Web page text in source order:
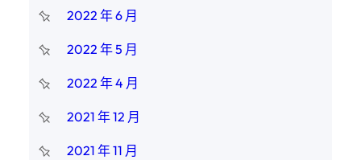
2022 年 6 月
2022 年 5 月
2022 年 4 月
2021 年 12 月
2021 年 11 月